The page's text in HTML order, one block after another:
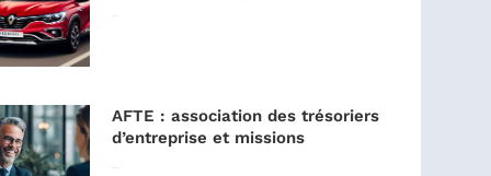
AFTE : association des trésoriers
d’entreprise et missions